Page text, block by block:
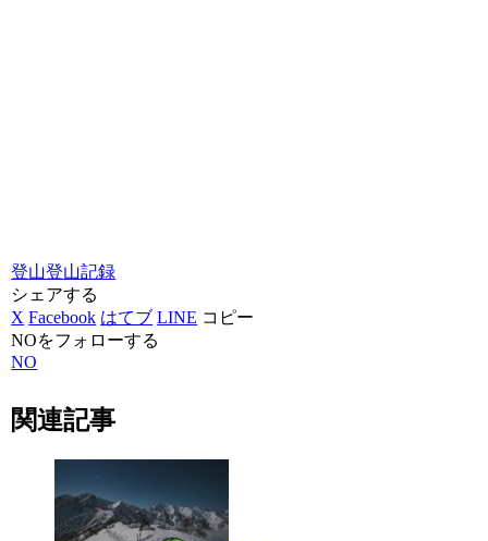
登山登山記録
シェアする
X Facebook はてブ LINE コピー
NOをフォローする
NO
関連記事